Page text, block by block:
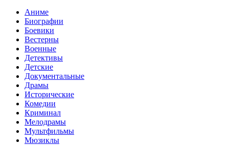
Аниме
Биографии
Боевики
Вестерны
Военные
Детективы
Детские
Документальные
Драмы
Исторические
Комедии
Криминал
Мелодрамы
Мультфильмы
Мюзиклы